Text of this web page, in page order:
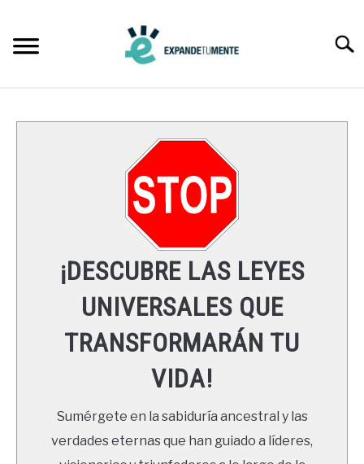
content
LEYES UNIVERSALES
RECURSOS
NEWSLETTER
¡DESCUBRE LAS LEYES
UNIVERSALES QUE
TRANSFORMARÁN TU
VIDA!
Sumérgete en la sabiduría ancestral y las
verdades eternas que han guiado a líderes,